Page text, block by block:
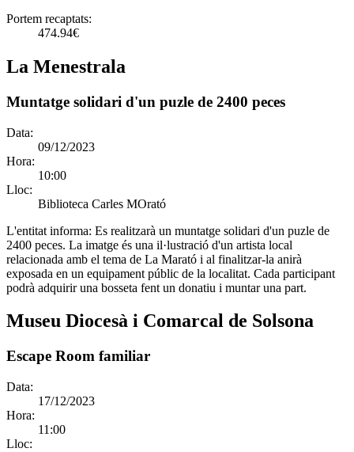
Portem recaptats:
474.94€
La Menestrala
Muntatge solidari d'un puzle de 2400 peces
Data:
09/12/2023
Hora:
10:00
Lloc:
Biblioteca Carles MOrató
L'entitat informa: Es realitzarà un muntatge solidari d'un puzle de
2400 peces. La imatge és una il·lustració d'un artista local
relacionada amb el tema de La Marató i al finalitzar-la anirà
exposada en un equipament públic de la localitat. Cada participant
podrà adquirir una bosseta fent un donatiu i muntar una part.
Museu Diocesà i Comarcal de Solsona
Escape Room familiar
Data:
17/12/2023
Hora:
11:00
Lloc: